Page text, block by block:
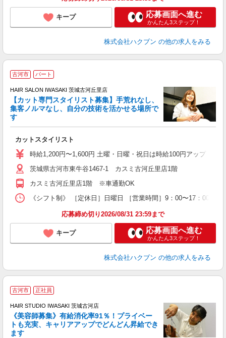
キープ 応募画面へ進む
かんたん3ステップ！
株式会社ハクブン の他の求人をみる
古河市 パート
HAIR SALON IWASAKI 茨城古河丘里店
【カット専門スタイリスト募集】手荒れなし、
集客ノルマなし、自分の技術を活かせる場所で
す
カットスタイリスト
時給1,200円〜1,600円 土曜・日曜・祝日は時給100円アップ ※資
茨城県古河市東牛谷1467-1 カスミ古河丘里店1階
カスミ古河丘里店1階 ※車通勤OK
《シフト制》 ［定休日］日曜日 ［営業時間］9：00〜17：00
応募締め切り2026/08/31 23:59まで
キープ 応募画面へ進む
かんたん3ステップ！
株式会社ハクブン の他の求人をみる
古河市 正社員
HAIR STUDIO IWASAKI 茨城古河店
《美容師募集》有給消化率91％！プライベー
トも充実、キャリアアップでどんどん昇給でき
ます